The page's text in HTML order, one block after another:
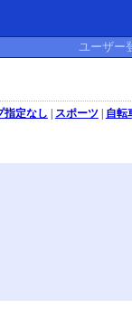
ユーザー
指定なし スポーツ| 自転